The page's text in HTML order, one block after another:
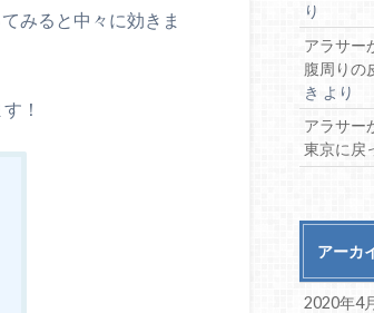
みると中々に効きま
！
り
アラサー
腹周りの
き より
アラサー
東京に戻
アーカ
2020年4